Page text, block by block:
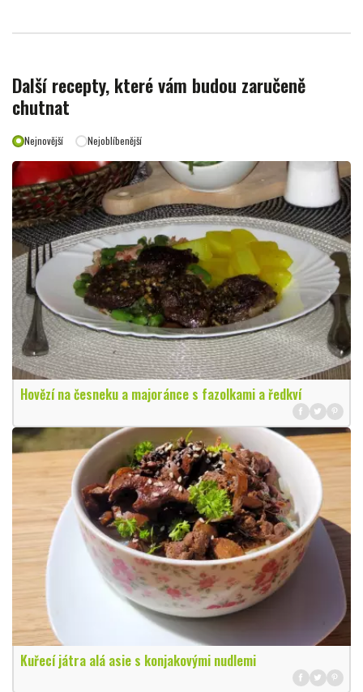
Další recepty, které vám budou zaručeně
chutnat
Nejnovější Nejoblíbenější
Hovězí na česneku a majoránce s fazolkami a ředkví
Kuřecí játra alá asie s konjakovými nudlemi